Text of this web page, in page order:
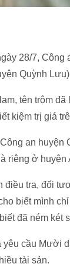
28/7, Công
Quỳnh
tên trộm đã
kiệm trị giá
an
riêng ở huyện
điều tra, đối
biết mình
đã ném két
yêu cầu Mười
tài sản.